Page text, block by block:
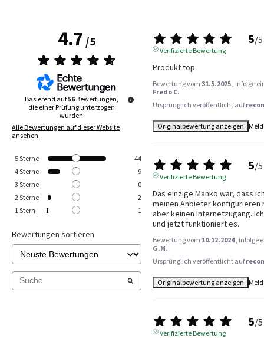
4.7/5
Basierend auf56Bewertungen,
die einer Prüfung unterzogen
wurden
Alle Bewertungen auf dieser Website
ansehen
5Sterne
44
4Sterne
9
3 Sterne
0
2 Sterne
2
1 Stern 1
Bewertungen sortieren
5/5
Verifizierte Bewertung
Produkt top
Bewertung vom 31.5.2025 , infolge
Fredo C.
Ursprünglich veröffentlicht auf
Originalbewertung anzeigen
5/5
Verifizierte Bewertung
Das einzige Manko war, dass
meinen Anbieter konfigurieren
aber keinen Internetzugang.
und jetzt funktioniert es.
Bewertung vom 10.12.2024 , infolge
G.M.
Ursprünglich veröffentlicht auf
Originalbewertung anzeigen
5/5
Verifizierte Bewertung